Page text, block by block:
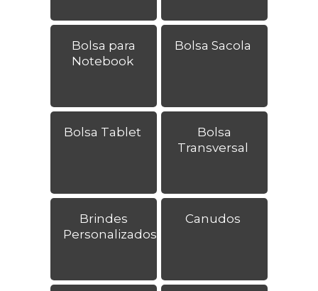
Bolsa para
Notebook
Bolsa Sacola
Bolsa Tablet
Bolsa
Transversal
Brindes
Personalizados
Canudos